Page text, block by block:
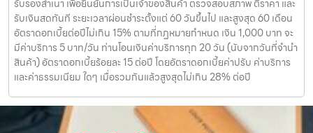
รับรองสำเนา เพื่อยืนยันการเป็นเจ้าของสินค้า ตรวจสอบสภาพ ตีราคา และ
รับเงินสดทันที ระยะเวลาผ่อนชำระตั้งแต่ 60 วันขึ้นไป และสูงสุด 60 เดือน
อัตราดอกเบี้ยต่อปีไม่เกิน 15% ตามที่กฏหมายกำหนด เงิน 1,000 บาท จะ
มีค่าบริการ 5 บาท/วัน ท่านโอนเงินค่าบริการทุก 20 วัน (นับจากวันที่จำนำ
สินค้า) อัตราดอกเบี้ยร้อยละ 15 ต่อปี โดยอัตราดอกเบี้ยค่าปรับ ค่าบริการ
และค่าธรรมเนียม ใดๆ เมื่อรวมกันแล้วสูงสุดไม่เกิน 28% ต่อปี